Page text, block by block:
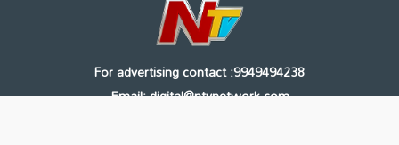
For advertising contact :9949494238
Email: digital@ntvnetwork.com